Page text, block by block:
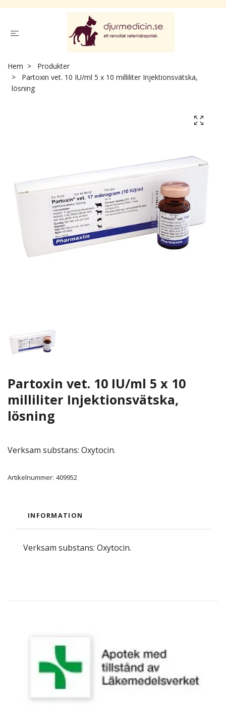
Hem
Produkter
Partoxin vet. 10 IU/ml 5 x 10 milliliter Injektionsvätska,
lösning
Partoxin vet. 10 IU/ml 5 x 10
milliliter Injektionsvätska,
lösning
Verksam substans: Oxytocin.
Artikelnummer: 409952
INFORMATION
Verksam substans: Oxytocin.